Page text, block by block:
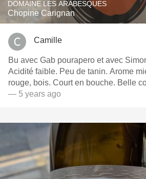
DOMAINE LES ARABESQUES
Chopine Carignan
Camille
Bu avec Gab pourapero et avec
Acidité faible. Peu de tanin. Arome
rouge, bois. Court
— 5 years ago